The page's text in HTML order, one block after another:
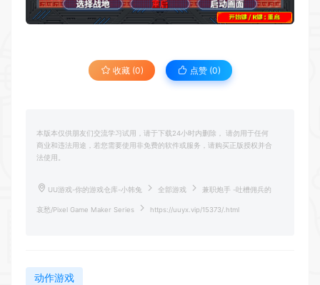
收藏 (0) 点赞 (0)
本版本仅供朋友们交流学习试用，请于下载24小时内删除， 请勿用于任何
商业和违法用途，若您需要使用非免费的软件或服务，请购买正版授权并合
法使用。
UU游戏-你的游戏仓库-小韩兔 全部游戏 兼职炮手 -吐槽佣兵的
哀愁/Pixel Game Maker Series https://uuyx.vip/15373/.html
动作游戏